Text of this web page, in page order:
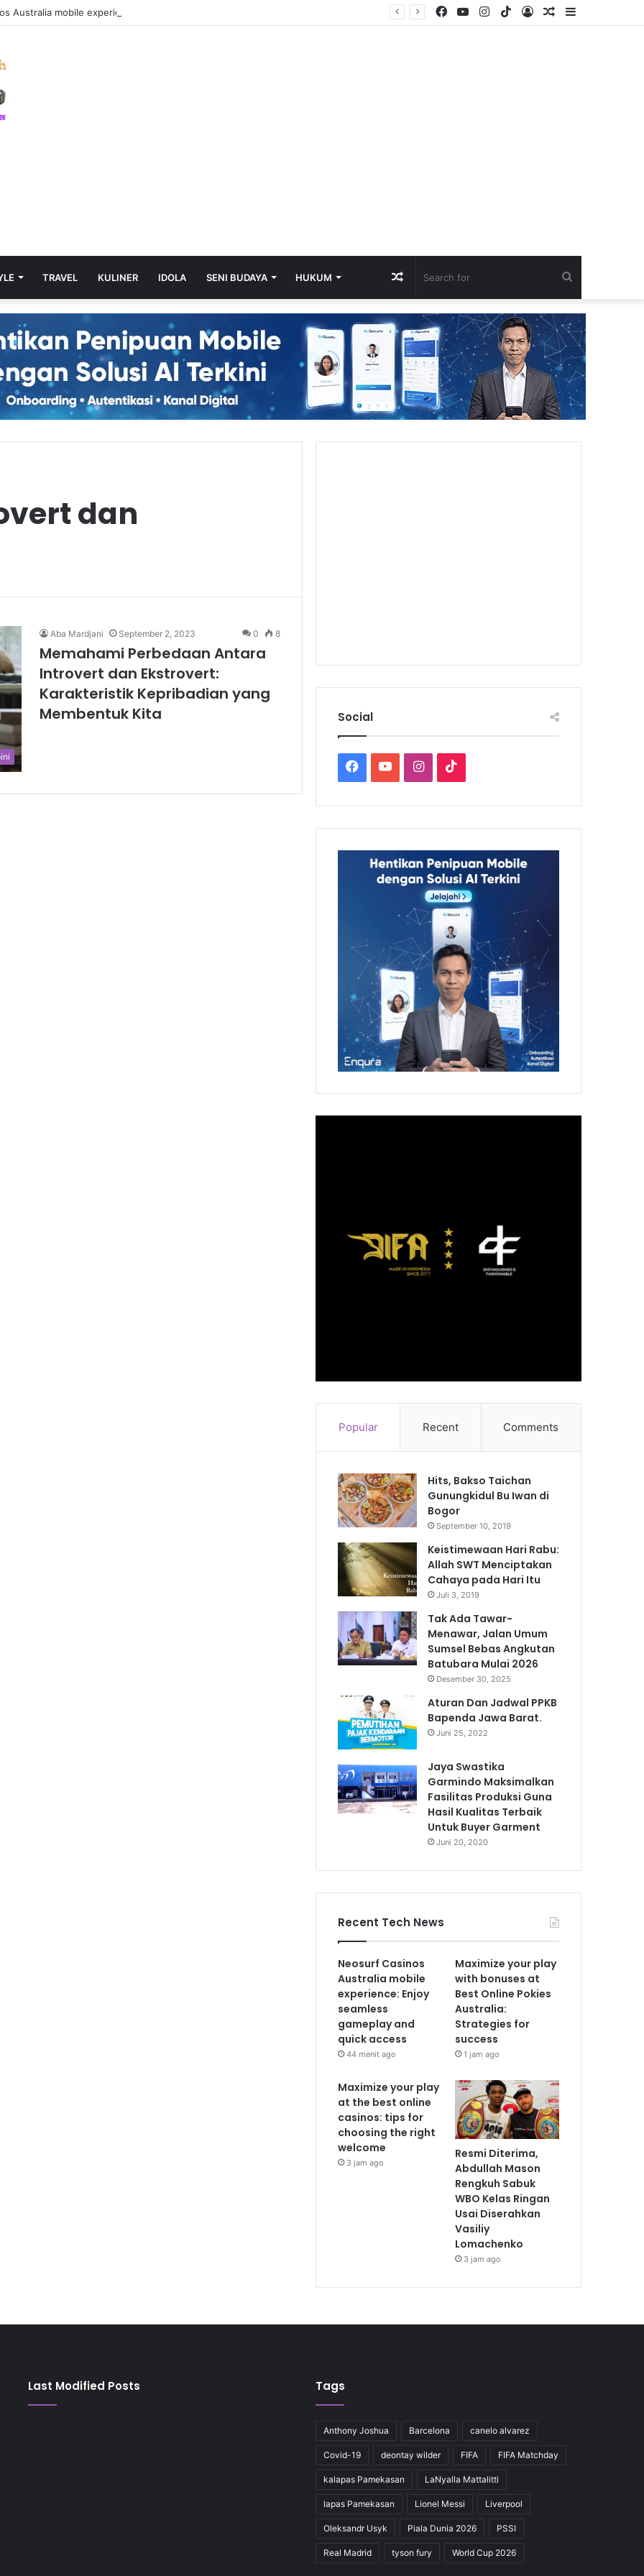
Australia mobile experience: Enjoy seamless gameplay and quick access Sidebar
Random
Log
TikTok
Instagram
YouTube
Facebook
TRAVEL KULINER IDOLA SENI BUDAYA HUKUM
for
Random
Article
dan
Aba Mardjani September 2, 2023 0 8
Memahami Perbedaan Antara
Introvert dan Ekstrovert:
Karakteristik Kepribadian yang
Membentuk Kita
Social
Facebook
YouTubeInstagram
Popular Recent Comments
Hits, Bakso Taichan
Gunungkidul Bu Iwan di
Bogor
September 10, 2019
Keistimewaan Hari Rabu:
Allah SWT Menciptakan
Cahaya pada Hari Itu
Juli 3, 2019
Tak Ada Tawar-
Menawar, Jalan Umum
Sumsel Bebas Angkutan
Batubara Mulai 2026
Desember 30, 2025
Aturan Dan Jadwal PPKB
Bapenda Jawa Barat.
Juni 25, 2022
Jaya Swastika
Garmindo Maksimalkan
Fasilitas Produksi Guna
Hasil Kualitas Terbaik
Untuk Buyer Garment
Juni 20, 2020
Recent Tech News
Neosurf Casinos
Australia mobile
experience: Enjoy
seamless
gameplay and
quick access
44 menit ago
Maximize your play
with bonuses at
Best Online Pokies
Australia:
Strategies for
success
1 jam ago
Maximize your play
at the best online
casinos: tips for
choosing the right
welcome
3 jam ago
Resmi Diterima,
Abdullah Mason
Rengkuh Sabuk
WBO Kelas Ringan
Usai Diserahkan
Vasiliy
Lomachenko
3 jam ago
Last Modified Posts Tags
Anthony Joshua Barcelona canelo alvarez
Covid-19 deontay wilder FIFA FIFA Matchday
kalapas Pamekasan LaNyalla Mattalitti
lapas Pamekasan Lionel Messi Liverpool
Oleksandr Usyk Piala Dunia 2026 PSSI
Real Madrid tyson fury World Cup 2026